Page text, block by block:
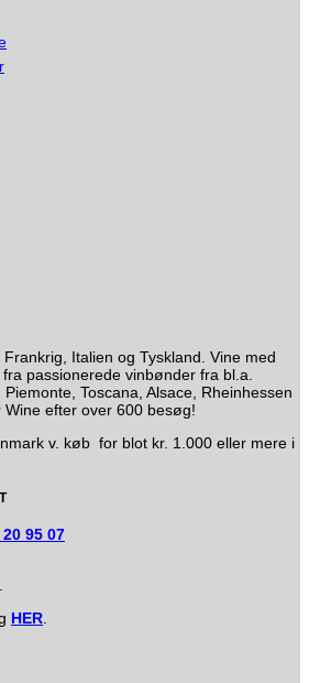
Italien og Tyskland. Vine med
passionerede vinbønder fra bl.a.
Toscana, Alsace, Rheinhessen
efter over 600 besøg!
v. køb for blot kr. 1.000 eller mere i
20 95 07
.
HER.